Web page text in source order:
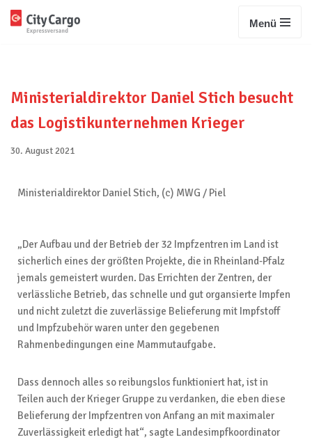
Menü
Ministerialdirektor Daniel Stich besucht
das Logistikunternehmen Krieger
30. August 2021
Ministerialdirektor Daniel Stich, (c) MWG / Piel
„Der Aufbau und der Betrieb der 32 Impfzentren im Land ist
sicherlich eines der größten Projekte, die in Rheinland-Pfalz
jemals gemeistert wurden. Das Errichten der Zentren, der
verlässliche Betrieb, das schnelle und gut organsierte Impfen
und nicht zuletzt die zuverlässige Belieferung mit Impfstoff
und Impfzubehör waren unter den gegebenen
Rahmenbedingungen eine Mammutaufgabe.
Dass dennoch alles so reibungslos funktioniert hat, ist in
Teilen auch der Krieger Gruppe zu verdanken, die eben diese
Belieferung der Impfzentren von Anfang an mit maximaler
Zuverlässigkeit erledigt hat“, sagte Landesimpfkoordinator